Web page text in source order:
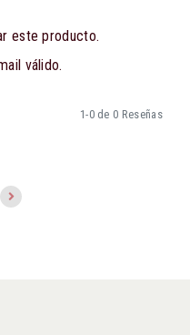
este producto.
válido.
1-0 de 0 Reseñas